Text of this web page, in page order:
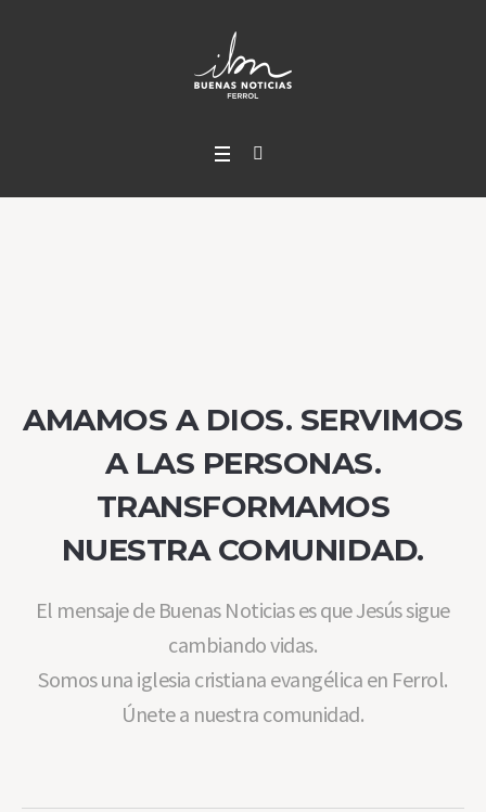
AMAMOS A DIOS. SERVIMOS
A LAS PERSONAS.
TRANSFORMAMOS
NUESTRA COMUNIDAD.
El mensaje de Buenas Noticias es que Jesús sigue
cambiando vidas.
Somos una iglesia cristiana evangélica en Ferrol.
Únete a nuestra comunidad.